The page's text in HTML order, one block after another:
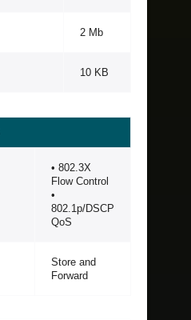
2 Mb
10 KB
• 802.3X
Flow Control
•
802.1p/DSCP
QoS
Store and
Forward